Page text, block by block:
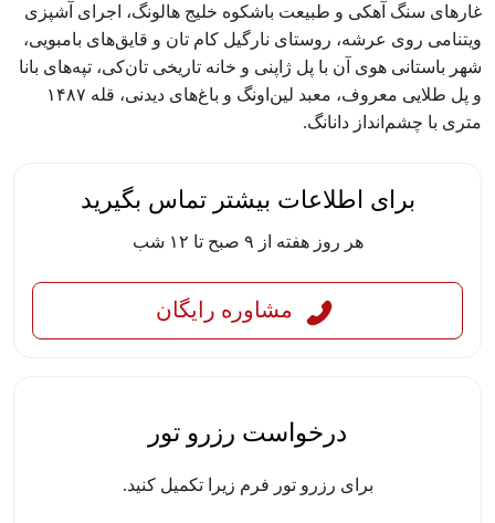
غارهای سنگ آهکی و طبیعت باشکوه خلیج هالونگ، اجرای آشپزی
ویتنامی روی عرشه، روستای نارگیل کام تان و قایق‌های بامبویی،
شهر باستانی هوی آن با پل ژاپنی و خانه تاریخی تان‌کی، تپه‌های بانا
و پل طلایی معروف، معبد لین‌اونگ و باغ‌های دیدنی، قله ۱۴۸۷
متری با چشم‌انداز دانانگ.
برای اطلاعات بیشتر تماس بگیرید
هر روز هفته از ۹ صبح تا ۱۲ شب
مشاوره رایگان
درخواست رزرو تور
برای رزرو تور فرم زیرا تکمیل کنید.